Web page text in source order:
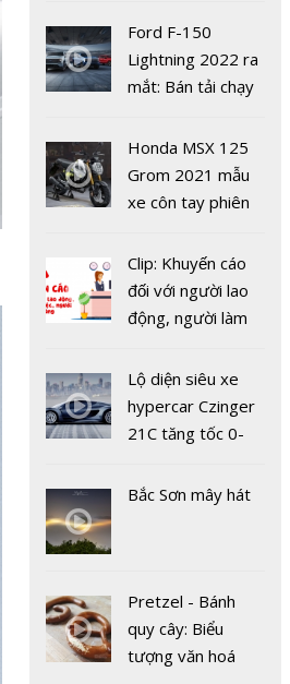
Marten trình làng
3 mẫu loa mới
từ 9.000 - 38.000
Euro/cặp.
Audiovector giới
Series bước đột
Linton Heritage
19
Ford F-150
Lightning 2022 ra
mắt: Bán tải chạy
chưa đến 40 nghìn
USD
Honda MSX 125
Grom 2021 mẫu
xe côn tay phiên
Clip: Khuyến cáo
đối với người lao
động, người làm
hàng tại khu dịch
vụ trong dịch
Covid-19
Lộ diện siêu xe
hypercar Czinger
21C tăng tốc 0-
2 giây
Bắc Sơn mây hát
Pretzel - Bánh
quy cây: Biểu
tượng văn hoá